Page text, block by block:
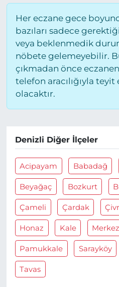
Her eczane gece
bazıları sadece
veya beklenmedik
nöbete gelemeyebilir.
çıkmadan önce
telefon aracılığıyla
olacaktır.
Denizli Diğer İlçeler
Acipayam Babadağ
Beyağaç Bozkurt
Çameli Çardak
Honaz Kale
Pamukkale Sarayköy
Tavas